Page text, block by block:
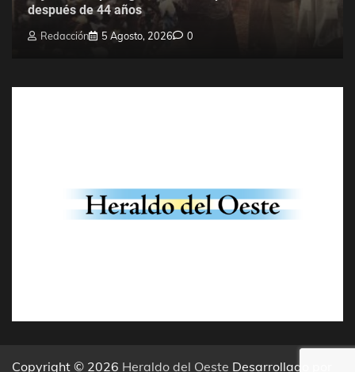
después de 44 años
Redacción 5 Agosto, 2026 0
Copyright © 2026 Heraldo del Oeste Desarrollado por